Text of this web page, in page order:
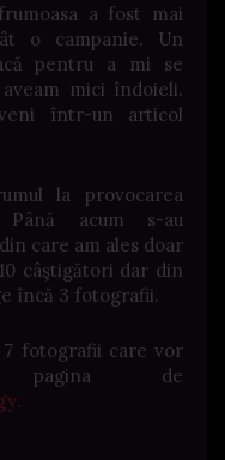
a fost mai
o campanie. Un
pentru a mi se
mici îndoieli.
într-un articol
la provocarea
acum s-au
din care am ales doar
câştigători dar din
încă 3 fotografii.
7 fotografii care vor
de